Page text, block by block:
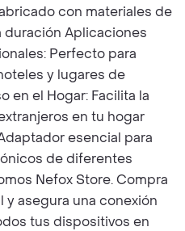
con materiales de
duración Aplicaciones
Perfecto para
y lugares de
en el Hogar: Facilita la
en tu hogar
esencial para
de diferentes
Nefox Store. Compra
y asegura una conexión
tus dispositivos en